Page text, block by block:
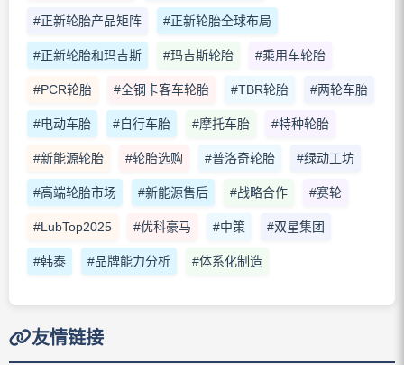
#正新轮胎产品矩阵 #正新轮胎全球布局
#正新轮胎和玛吉斯 #玛吉斯轮胎 #乘用车轮胎
#PCR轮胎 #全钢卡客车轮胎 #TBR轮胎 #两轮车胎
#电动车胎 #自行车胎 #摩托车胎 #特种轮胎
#新能源轮胎 #轮胎选购 #普洛奇轮胎 #绿动工坊
#高端轮胎市场 #新能源售后 #战略合作 #赛轮
#LubTop2025 #优科豪马 #中策 #双星集团
#韩泰 #品牌能力分析 #体系化制造
友情链接